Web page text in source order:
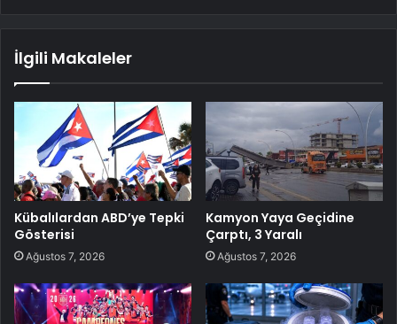
İlgili Makaleler
Kübalılardan ABD’ye Tepki
Gösterisi
Ağustos 7, 2026
Kamyon Yaya Geçidine
Çarptı, 3 Yaralı
Ağustos 7, 2026